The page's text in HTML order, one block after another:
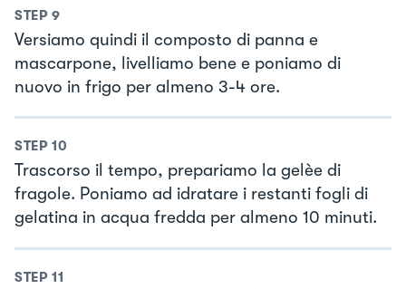
STEP 9
Versiamo quindi il composto di panna e
mascarpone, livelliamo bene e poniamo di
nuovo in frigo per almeno 3-4 ore.
STEP 10
Trascorso il tempo, prepariamo la gelèe di
fragole. Poniamo ad idratare i restanti fogli di
gelatina in acqua fredda per almeno 10 minuti.
STEP 11